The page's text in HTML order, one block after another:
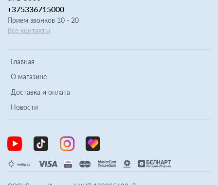
Главная
О магазине
Доставка и оплата
Новости
+375336715000
Прием звонков 10 - 20
Все контакты